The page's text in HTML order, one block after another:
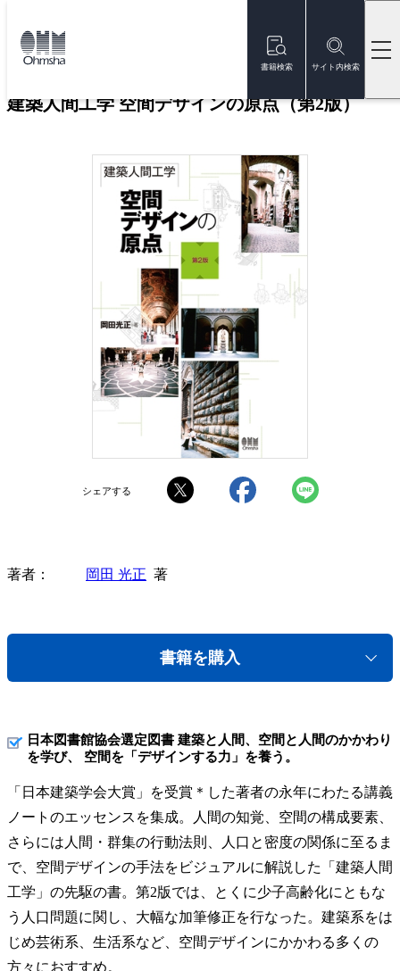
書籍検索 サイト内検索
トップ
建築人間工学 空間デザインの原点（第2版）
シェアする
著者 岡田 光正 著
書籍を購入
日本図書館協会選定図書 建築と人間、空間と人間のかかわり
を学び、 空間を「デザインする力」を養う。
「日本建築学会大賞」を受賞＊した著者の永年にわたる講義
ノートのエッセンスを集成。人間の知覚、空間の構成要素、
さらには人間・群集の行動法則、人口と密度の関係に至るま
で、空間デザインの手法をビジュアルに解説した「建築人間
工学」の先駆の書。第2版では、とくに少子高齢化にともな
う人口問題に関し、大幅な加筆修正を行なった。建築系をは
じめ芸術系、生活系など、空間デザインにかかわる多くの
方々におすすめ。